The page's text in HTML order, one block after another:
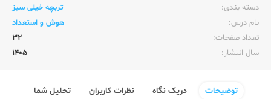
دسته بندی:
تربچه خیلی سبز
نام درس:
هوش و استعداد
تعداد صفحات:‌
32
سال انتشار:‌
1405
توضیحات دریک نگاه نظرات کاربران تحلیل شما